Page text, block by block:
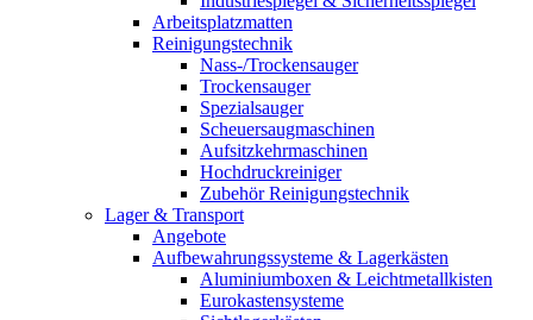
Arbeitsplatzmatten
Reinigungstechnik
Nass-/Trockensauger
Trockensauger
Spezialsauger
Scheuersaugmaschinen
Aufsitzkehrmaschinen
Hochdruckreiniger
Zubehör Reinigungstechnik
Lager & Transport
Angebote
Aufbewahrungssysteme & Lagerkästen
Aluminiumboxen & Leichtmetallkisten
Eurokastensysteme